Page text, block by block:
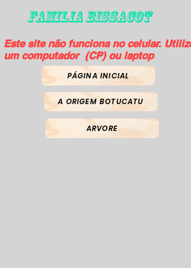
FAMILIA BISSACOT
Este site não funciona no celular. Utilize
um computador (CP) ou laptop
PÁGINA INICIAL
A ORIGEM BOTUCATU
ARVORE